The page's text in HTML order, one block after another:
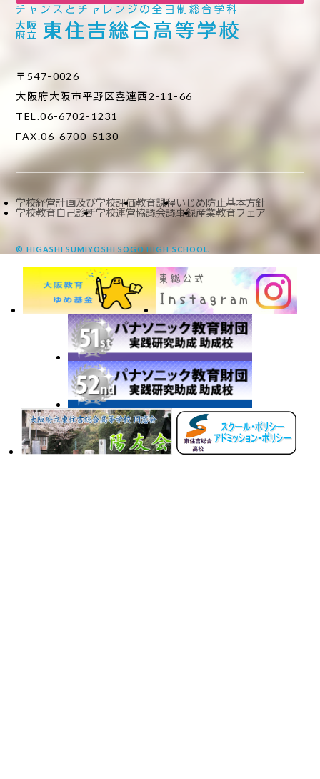
〒547-0026
大阪府大阪市平野区喜連西2-11-66
TEL.06-6702-1231
FAX.06-6700-5130
学校経営計画及び学校評価教育課程いじめ防止基本方針
学校教育自己診断学校運営協議会議事録産業教育フェア
© HIGASHI SUMIYOSHI SOGO HIGH SCHOOL.